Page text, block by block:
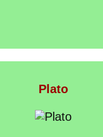
Plato